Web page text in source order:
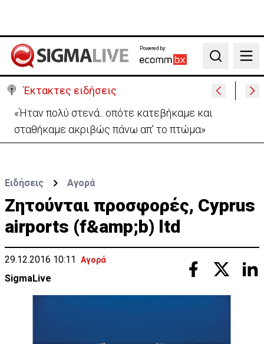
Powered by:
Search
Έκτακτες ειδήσεις
Αεροδρόμιο Λάρνακας:Όλες οι πληροφορίες για το
άνοιγμα του δρόμου προς αφίξεις
Ειδήσεις Αγορά
Ζητούνται προσφορές, Cyprus
airports (f&amp;b) ltd
29.12.2016 10:11 Αγορά
SigmaLive